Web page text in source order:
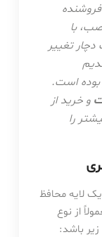
از نصب، با
تغییر
از 0.4 میلی‌متر بوده است.
و خرید از
را
لایه محافظ
از نوع
زیر باشد: